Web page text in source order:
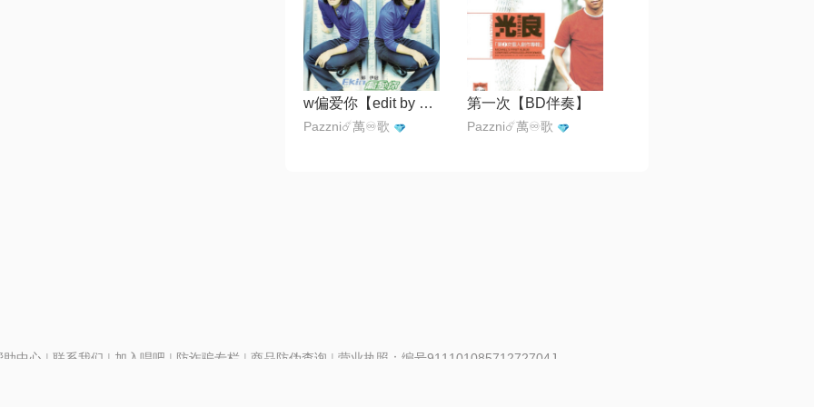
w偏爱你【edit by 风中】
Pazzni☄️萬♾️歌
第一次【BD伴奏】
Pazzni☄️萬♾️歌
助中心 | 联系我们 | 加入唱吧 | 防诈骗专栏 | 商品防伪查询 | 营业执照：编号91110108571272704J